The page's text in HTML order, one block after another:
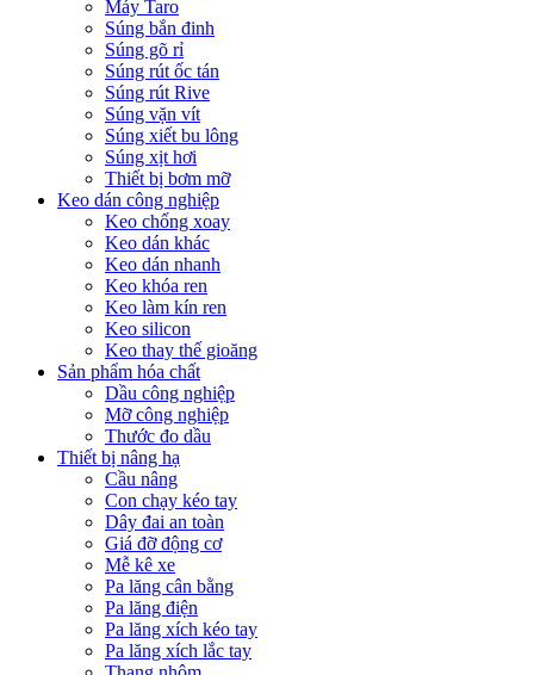
Máy Taro
Súng bắn đinh
Súng gõ rỉ
Súng rút ốc tán
Súng rút Rive
Súng vặn vít
Súng xiết bu lông
Súng xịt hơi
Thiết bị bơm mỡ
Keo dán công nghiệp
Keo chống xoay
Keo dán khác
Keo dán nhanh
Keo khóa ren
Keo làm kín ren
Keo silicon
Keo thay thế gioăng
Sản phẩm hóa chất
Dầu công nghiệp
Mỡ công nghiệp
Thước đo dầu
Thiết bị nâng hạ
Cầu nâng
Con chạy kéo tay
Dây đai an toàn
Giá đỡ động cơ
Mễ kê xe
Pa lăng cân bằng
Pa lăng điện
Pa lăng xích kéo tay
Pa lăng xích lắc tay